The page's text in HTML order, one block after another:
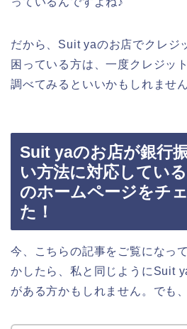
だから、Suit yaのお店でクレジ
困っている方は、一度クレジッ
調べてみるといいかもしれません
Suit yaのお店が銀行
い方法に対応してい
のホームページをチ
た！
今、こちらの記事をご覧になっ
かしたら、私と同じようにSuit
がある方かもしれません。でも、